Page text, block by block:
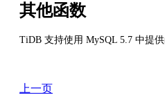
其他函数
TiDB 支持使用 MySQL 5.7 中提
上一页